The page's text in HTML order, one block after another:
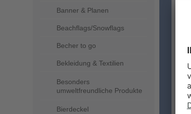
Banner & Planen
Beachflags/Snowflags
Becher to go
Bekleidung & Textilien
Besonders
umweltfreundliche Produkte
Bierdeckel